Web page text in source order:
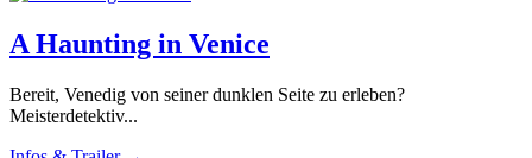
A Haunting in Venice
Bereit, Venedig von seiner dunklen Seite zu erleben?
Meisterdetektiv...